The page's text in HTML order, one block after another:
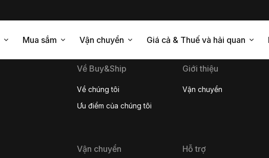
Mua sắm Vận chuyển Giá cả & Thuế và hải quan
Về Buy&Ship
Về chúng tôi
Ưu điểm của chúng tôi
Giới thiệu
Vận chuyển
Vận chuyển Hỗ trợ